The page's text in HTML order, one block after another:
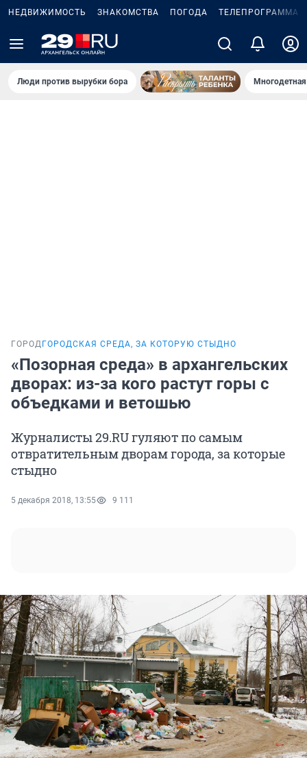
НЕДВИЖИМОСТЬ ЗНАКОМСТВА ПОГОДА ТЕЛЕПРОГРАММА
Люди против вырубки бора
ГОРОД ГОРОДСКАЯ СРЕДА, ЗА КОТОРУЮ СТЫДНО
«Позорная среда» в архангельских
дворах: из-за кого растут горы с
объедками и ветошью
Журналисты 29.RU гуляют по самым
отвратительным дворам города, за которые
стыдно
5 декабря 2018, 13:55 9 111